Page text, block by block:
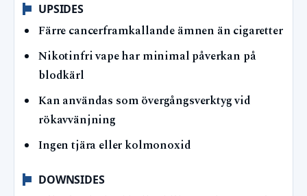
UPSIDES
Färre cancerframkallande ämnen än cigaretter
Nikotinfri vape har minimal påverkan på
blodkärl
Kan användas som övergångsverktyg vid
rökavvänjning
Ingen tjära eller kolmonoxid
DOWNSIDES